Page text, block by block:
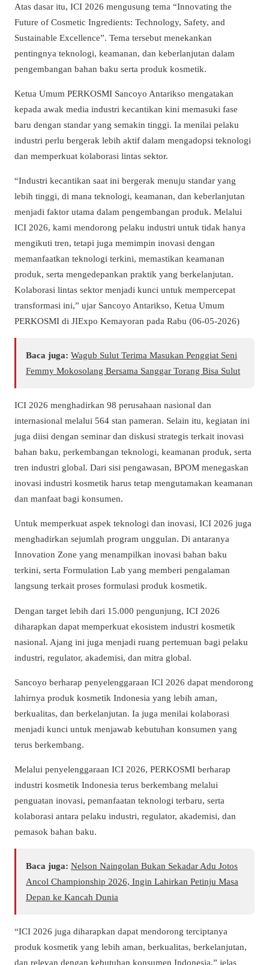
Atas dasar itu, ICI 2026 mengusung tema “Innovating the
Future of Cosmetic Ingredients: Technology, Safety, and
Sustainable Excellence”. Tema tersebut menekankan
pentingnya teknologi, keamanan, dan keberlanjutan dalam
pengembangan bahan baku serta produk kosmetik.
Ketua Umum PERKOSMI Sancoyo Antarikso mengatakan
kepada awak media industri kecantikan kini memasuki fase
baru dengan standar yang semakin tinggi. Ia menilai pelaku
industri perlu bergerak lebih aktif dalam mengadopsi teknologi
dan memperkuat kolaborasi lintas sektor.
“Industri kecantikan saat ini bergerak menuju standar yang
lebih tinggi, di mana teknologi, keamanan, dan keberlanjutan
menjadi faktor utama dalam pengembangan produk. Melalui
ICI 2026, kami mendorong pelaku industri untuk tidak hanya
mengikuti tren, tetapi juga memimpin inovasi dengan
memanfaatkan teknologi terkini, memastikan keamanan
produk, serta mengedepankan praktik yang berkelanjutan.
Kolaborasi lintas sektor menjadi kunci untuk mempercepat
transformasi ini,” ujar Sancoyo Antarikso, Ketua Umum
PERKOSMI di JIExpo Kemayoran pada Rabu (06-05-2026)
Baca juga: Wagub Sulut Terima Masukan Penggiat Seni
Femmy Mokosolang Bersama Sanggar Torang Bisa Sulut
ICI 2026 menghadirkan 98 perusahaan nasional dan
internasional melalui 564 stan pameran. Selain itu, kegiatan ini
juga diisi dengan seminar dan diskusi strategis terkait inovasi
bahan baku, perkembangan teknologi, keamanan produk, serta
tren industri global. Dari sisi pengawasan, BPOM menegaskan
inovasi industri kosmetik harus tetap mengutamakan keamanan
dan manfaat bagi konsumen.
Untuk memperkuat aspek teknologi dan inovasi, ICI 2026 juga
menghadirkan sejumlah program unggulan. Di antaranya
Innovation Zone yang menampilkan inovasi bahan baku
terkini, serta Formulation Lab yang memberi pengalaman
langsung terkait proses formulasi produk kosmetik.
Dengan target lebih dari 15.000 pengunjung, ICI 2026
diharapkan dapat memperkuat ekosistem industri kosmetik
nasional. Ajang ini juga menjadi ruang pertemuan bagi pelaku
industri, regulator, akademisi, dan mitra global.
Sancoyo berharap penyelenggaraan ICI 2026 dapat mendorong
lahirnya produk kosmetik Indonesia yang lebih aman,
berkualitas, dan berkelanjutan. Ia juga menilai kolaborasi
menjadi kunci untuk menjawab kebutuhan konsumen yang
terus berkembang.
Melalui penyelenggaraan ICI 2026, PERKOSMI berharap
industri kosmetik Indonesia terus berkembang melalui
penguatan inovasi, pemanfaatan teknologi terbaru, serta
kolaborasi antara pelaku industri, regulator, akademisi, dan
pemasok bahan baku.
Baca juga: Nelson Naingolan Bukan Sekadar Adu Jotos
Ancol Championship 2026, Ingin Lahirkan Petinju Masa
Depan ke Kancah Dunia
“ICI 2026 juga diharapkan dapat mendorong terciptanya
produk kosmetik yang lebih aman, berkualitas, berkelanjutan,
dan relevan dengan kebutuhan konsumen Indonesia,” jelas